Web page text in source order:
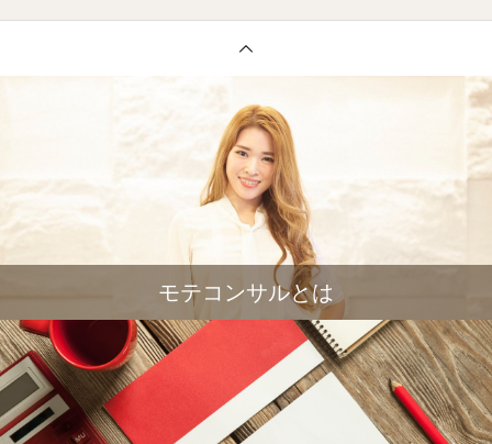
モテコンサルとは